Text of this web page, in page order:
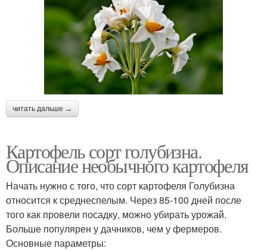
читать дальше →
Картофель сорт голубизна.
Описание необычного картофеля
Начать нужно с того, что сорт картофеля Голубизна
относится к среднеспелым. Через 85-100 дней после
того как провели посадку, можно убирать урожай.
Больше популярен у дачников, чем у фермеров.
Основные параметры: